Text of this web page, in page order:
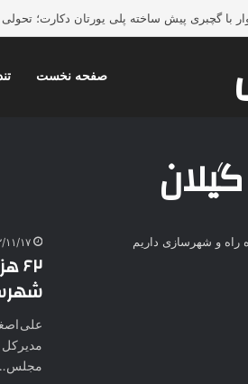
با گچبری پیش ساخته پلی یورتان دکارت؛
صفحه نخست
۱۴۰۲/
مدیرکل